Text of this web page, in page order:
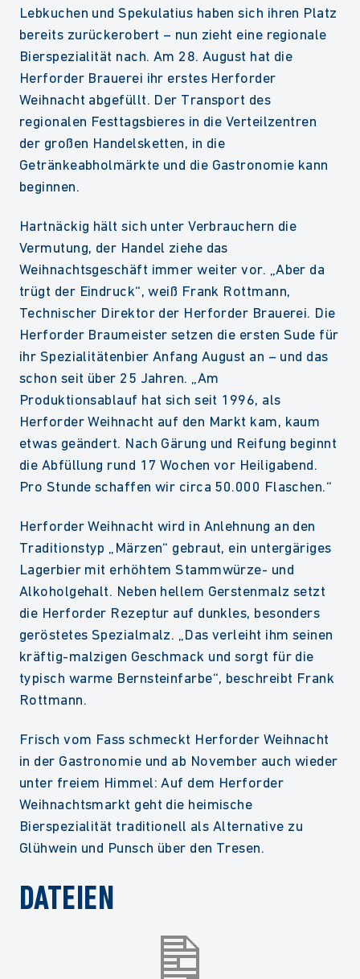
Lebkuchen und Spekulatius haben sich ihren Platz
bereits zurückerobert – nun zieht eine regionale
Bierspezialität nach. Am 28. August hat die
Herforder Brauerei ihr erstes Herforder
Weihnacht abgefüllt. Der Transport des
regionalen Festtagsbieres in die Verteilzentren
der großen Handelsketten, in die
Getränkeabholmärkte und die Gastronomie kann
beginnen.
Hartnäckig hält sich unter Verbrauchern die
Vermutung, der Handel ziehe das
Weihnachtsgeschäft immer weiter vor. „Aber da
trügt der Eindruck“, weiß Frank Rottmann,
Technischer Direktor der Herforder Brauerei. Die
Herforder Braumeister setzen die ersten Sude für
ihr Spezialitätenbier Anfang August an – und das
schon seit über 25 Jahren. „Am
Produktionsablauf hat sich seit 1996, als
Herforder Weihnacht auf den Markt kam, kaum
etwas geändert. Nach Gärung und Reifung beginnt
die Abfüllung rund 17 Wochen vor Heiligabend.
Pro Stunde schaffen wir circa 50.000 Flaschen.“
Herforder Weihnacht wird in Anlehnung an den
Traditionstyp „Märzen“ gebraut, ein untergäriges
Lagerbier mit erhöhtem Stammwürze- und
Alkoholgehalt. Neben hellem Gerstenmalz setzt
die Herforder Rezeptur auf dunkles, besonders
geröstetes Spezialmalz. „Das verleiht ihm seinen
kräftig-malzigen Geschmack und sorgt für die
typisch warme Bernsteinfarbe“, beschreibt Frank
Rottmann.
Frisch vom Fass schmeckt Herforder Weihnacht
in der Gastronomie und ab November auch wieder
unter freiem Himmel: Auf dem Herforder
Weihnachtsmarkt geht die heimische
Bierspezialität traditionell als Alternative zu
Glühwein und Punsch über den Tresen.
DATEIEN